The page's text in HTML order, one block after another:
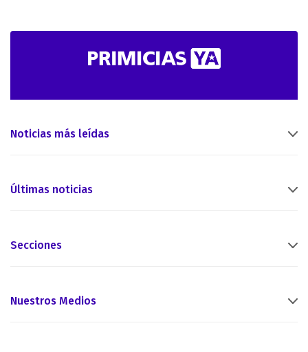
Noticias más leídas
Últimas noticias
Secciones
Nuestros Medios